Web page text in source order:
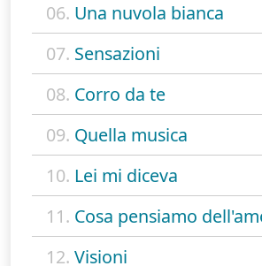
06. Una nuvola bianca
07. Sensazioni
08. Corro da te
09. Quella musica
10. Lei mi diceva
11. Cosa pensiamo
12. Visioni